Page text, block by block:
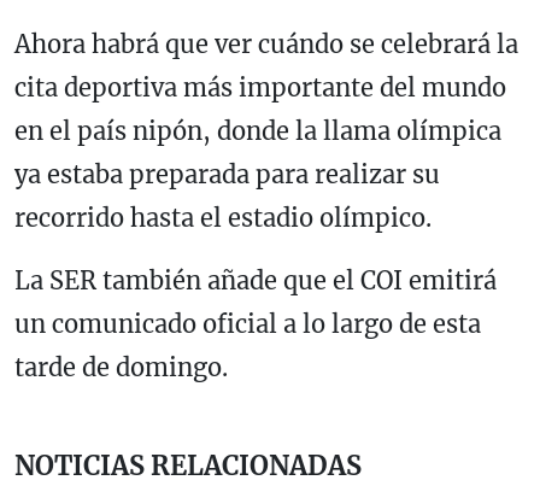
Ahora habrá que ver cuándo se celebrará la
cita deportiva más importante del mundo
en el país nipón, donde la llama olímpica
ya estaba preparada para realizar su
recorrido hasta el estadio olímpico.
La SER también añade que el COI emitirá
un comunicado oficial a lo largo de esta
tarde de domingo.
NOTICIAS RELACIONADAS